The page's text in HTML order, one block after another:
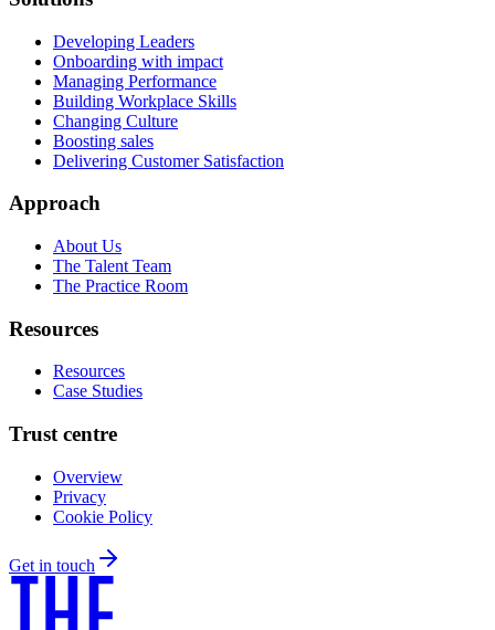
Developing Leaders
Onboarding with impact
Managing Performance
Building Workplace Skills
Changing Culture
Boosting sales
Delivering Customer Satisfaction
Approach
About Us
The Talent Team
The Practice Room
Resources
Resources
Case Studies
Trust centre
Overview
Privacy
Cookie Policy
Get in touch